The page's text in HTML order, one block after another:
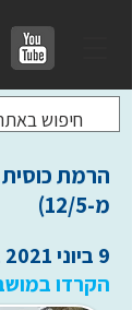
הרמת
מ-12/5)
9 ביוני 2021 בשעה 16:00:00
הקרדו